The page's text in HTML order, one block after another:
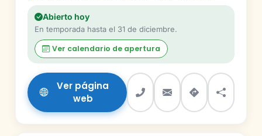
Abierto hoy
En temporada hasta el 31 de diciembre.
Ver calendario de apertura
Ver página
web